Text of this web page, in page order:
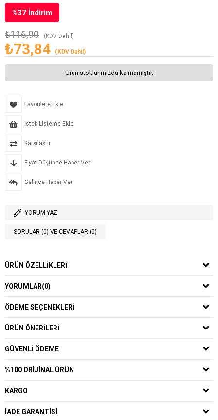
%37 İndirim
₺116,90 (KDV Dahil)
₺73,84 (KDV Dahil)
Ürün stoklarımızda kalmamıştır.
Favorilere Ekle
İstek Listeme Ekle
Karşılaştır
Fiyat Düşünce Haber Ver
Gelince Haber Ver
YORUM YAZ
SORULAR (0) VE CEVAPLAR (0)
ÜRÜN ÖZELLIKLERI
YORUMLAR(0)
ÖDEME SEÇENEKLERI
ÜRÜN ÖNERILERI
GÜVENLI ÖDEME
%100 ORIJINAL ÜRÜN
KARGO
İADE GARANTISI